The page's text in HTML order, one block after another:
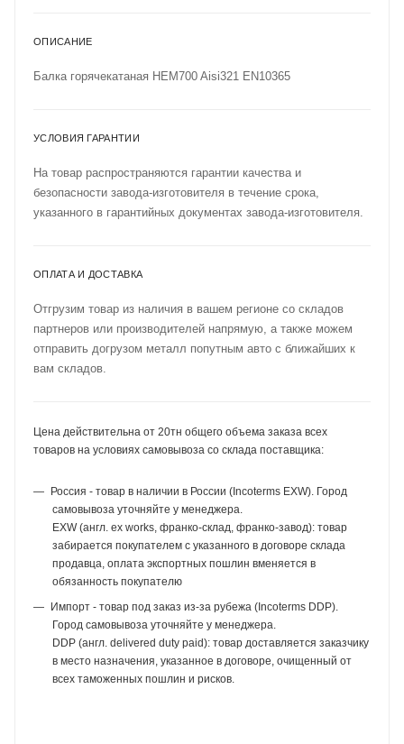
ОПИСАНИЕ
Балка горячекатаная HEM700 Aisi321 EN10365
УСЛОВИЯ ГАРАНТИИ
На товар распространяются гарантии качества и
безопасности завода-изготовителя в течение срока,
указанного в гарантийных документах завода-изготовителя.
ОПЛАТА И ДОСТАВКА
Отгрузим товар из наличия в вашем регионе со складов
партнеров или производителей напрямую, а также можем
отправить догрузом металл попутным авто с ближайших к
вам складов.
Цена действительна от 20тн общего объема заказа всех
товаров на условиях самовывоза со склада поставщика:
Россия - товар в наличии в России (Incoterms EXW). Город
самовывоза уточняйте у менеджера.
EXW (англ. ex works, франко-склад, франко-завод): товар
забирается покупателем с указанного в договоре склада
продавца, оплата экспортных пошлин вменяется в
обязанность покупателю
Импорт - товар под заказ из-за рубежа (Incoterms DDP).
Город самовывоза уточняйте у менеджера.
DDP (англ. delivered duty paid): товар доставляется заказчику
в место назначения, указанное в договоре, очищенный от
всех таможенных пошлин и рисков.